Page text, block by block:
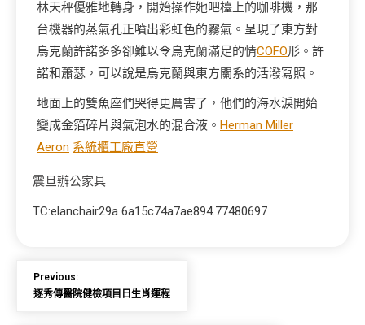
林天秤優雅地轉身，開始操作她吧檯上的咖啡機，那
台機器的蒸氣孔正噴出彩虹色的霧氣。呈現了東方對
烏克蘭許諾多多卻難以令烏克蘭滿足的情COFO形。許
諾和蕭瑟，可以說是烏克蘭與東方關系的活潑寫照。
地面上的雙魚座們哭得更厲害了，他們的海水淚開始
變成金箔碎片與氣泡水的混合液。 Herman Miller
Aeron 系統櫃工廠直營
震旦辦公家具
TC:elanchair29a 6a15c74a7ae894.77480697
Previous:
逐秀傳醫院健檢項目日生肖運程